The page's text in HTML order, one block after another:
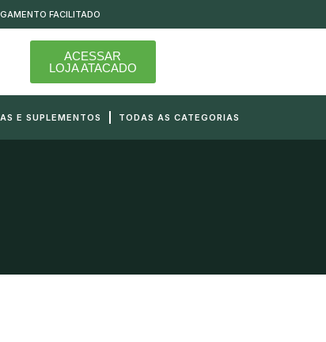
FACILITADO
ACESSAR
LOJA ATACADO
E SUPLEMENTOS TODAS AS CATEGORIAS